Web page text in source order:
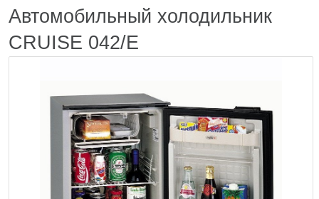
Автомобильный холодильник
CRUISE 042/E